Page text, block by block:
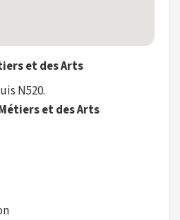
et des Arts
N520.
et des Arts